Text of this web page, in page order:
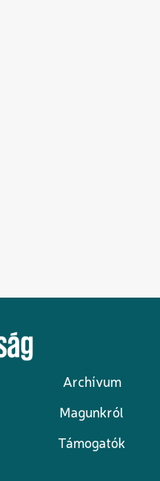
Archívum
Magunkról
Támogatók